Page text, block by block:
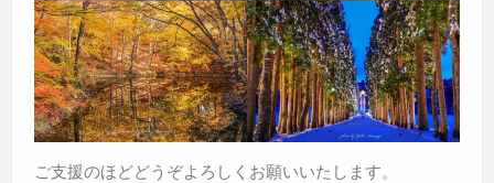
ご支援のほどどうぞよろしくお願いいたします。